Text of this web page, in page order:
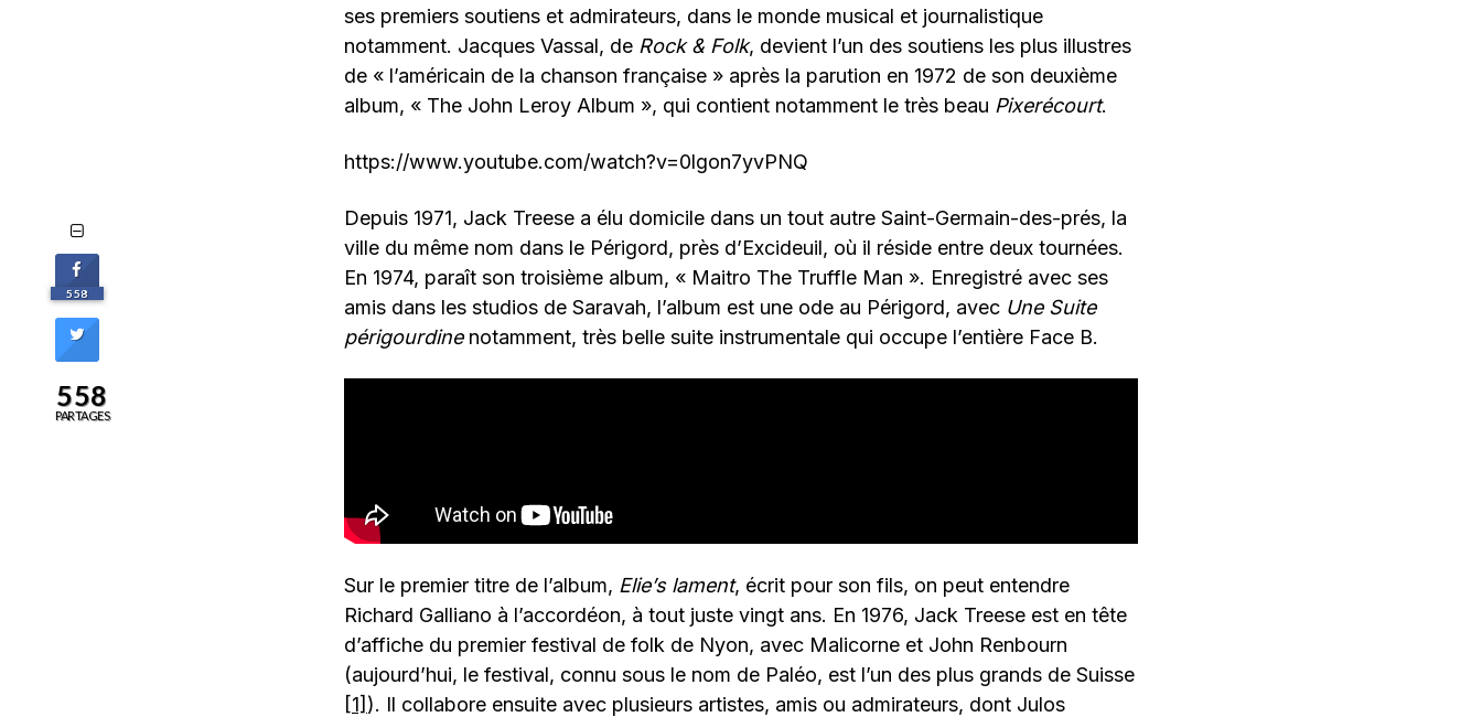
ses premiers soutiens et admirateurs, dans le monde musical et journalistique
notamment. Jacques Vassal, de Rock & Folk, devient l’un des soutiens les plus illustres
de « l’américain de la chanson française » après la parution en 1972 de son deuxième
album, « The John Leroy Album », qui contient notamment le très beau Pixerécourt.
https://www.youtube.com/watch?v=0lgon7yvPNQ
Depuis 1971, Jack Treese a élu domicile dans un tout autre Saint-Germain-des-prés, la
ville du même nom dans le Périgord, près d’Excideuil, où il réside entre deux tournées.
En 1974, paraît son troisième album, « Maitro The Truffle Man ». Enregistré avec ses
amis dans les studios de Saravah, l’album est une ode au Périgord, avec Une Suite
périgourdine notamment, très belle suite instrumentale qui occupe l’entière Face B.
Sur le premier titre de l’album, Elie’s lament, écrit pour son fils, on peut entendre
Richard Galliano à l’accordéon, à tout juste vingt ans. En 1976, Jack Treese est en tête
d’affiche du premier festival de folk de Nyon, avec Malicorne et John Renbourn
(aujourd’hui, le festival, connu sous le nom de Paléo, est l’un des plus grands de Suisse
[1] ). Il collabore ensuite avec plusieurs artistes, amis ou admirateurs, dont Julos
558
558
PARTAGES